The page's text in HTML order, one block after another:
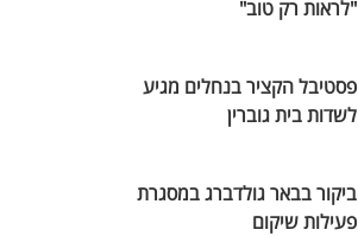
"לראות רק טוב"
פסטיבל הקציר בנחלים מגיע
לשדות בית גוברין
ביקור בבאר גולדברג במסגרת
פעילות שיקום